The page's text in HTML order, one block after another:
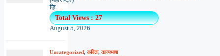
ज़ि...
Total Views : 27
August 5, 2026
Uncategorized,कविता,काव्यभाषा